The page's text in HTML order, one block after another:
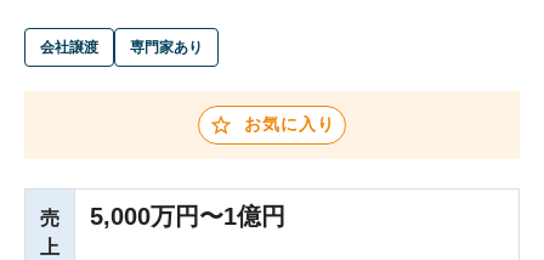
M&A専門家の方へ
会社譲渡 専門家あり
お気に入り
売
上
5,000万円〜1億円